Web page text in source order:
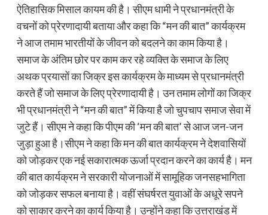
ऐतिहासिक मिसाल कायम की है। सीएम धामी ने प्रधानमंत्री के
वचनों को प्रेरणादायी बताया और कहा कि “मन की बात” कार्यक्रम
ने आज तमाम भारतीयों के जीवन को बदलने का काम किया है।
समाज के अंतिम छोर पर काम कर रहे व्यक्ति के समाज के लिए
अथक प्रयासों का जिक्र इस कार्यक्रम के माध्यम से प्रधानमंत्री
करते हैं जो समाज के लिए प्रेरणादायी है। उन तमाम लोगों का जिक्र
भी प्रधानमंत्री ने “मन की बात” में किया है जो चुपचाप समाज सेवा में
जुटे हैं। सीएम ने कहा कि पीएम की ‘मन की बात’ से आज जन-जन
जुड़ा हुआ है।सीएम ने कहा कि मन की बात कार्यक्रम ने देशवासियों
को जोड़कर एक नई सकारात्मक ऊर्जा प्रदान करने का कार्य है। मन
की बात कार्यक्रम ने सरकारी योजनाओं में सामूहिक जनसहभागिता
को जोड़कर सफल बनाया है। वहीं संघर्षरत युवाओं के अधूरे सपने
को साकार करने का कार्य किया है। उन्होंने कहा कि उत्तराखंड में